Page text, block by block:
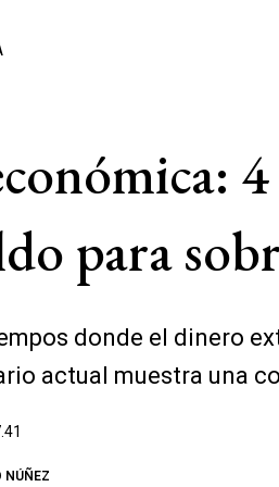
para
donde el dinero
actual muestra una
NÚÑEZ